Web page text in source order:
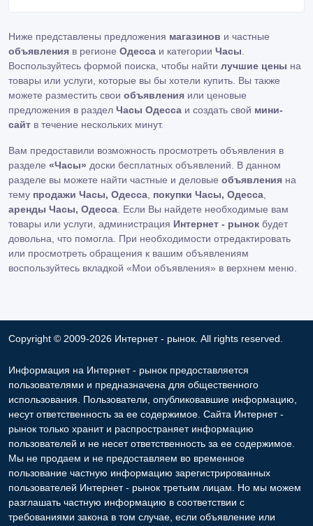
Ниже представлены предложения магазинов и частные
объявления в регионе Одесса и категории Часы.
Воспользуйтесь формой поиска, чтобы найти лучшие цены на
товары или услуги, которые вы бы хотели купить. Вы также
можете разместить свои объявления или ценовые
предложения в раздел Часы Одесса и создать свой мини-
сайт в течение нескольких минут.
Вам предоставили возможность просмотреть объявления в
разделе «Часы» доски бесплатных объявлений. В данном
разделе вы можете найти частные и деловые объявления на
тему продажи Часы, Одесса, покупки Часы, Одесса,
аренды Часы, Одесса. Если Вы найдете необходимые вам
товары или услуги, администрация Интернет - рынок будет
довольна, что помогла. При необходимости отредактировать
или просмотреть обращения к вашим объявлениям
воспользуйтесь вкладкой «Мои объявления» в верхнем меню.
Copyright © 2009-2026 Интернет - рынок. All rights reserved.
Информация на Интернет - рынок предоставляется
пользователями и предназначена для общественного
использования. Пользователи, опубликовавшие информацию,
несут ответственность за ее содержимое. Сайта Интернет -
рынок только хранит и распространяет информацию
пользователей и не несет ответственность за ее содержимое.
Мы не продаем и не предоставляем во временное
пользование частную информацию зарегистрированных
пользователей Интернет - рынок третьим лицам. Но мы можем
разглашать частную информацию в соответствии с
требованиями закона в том случае, если объявление или